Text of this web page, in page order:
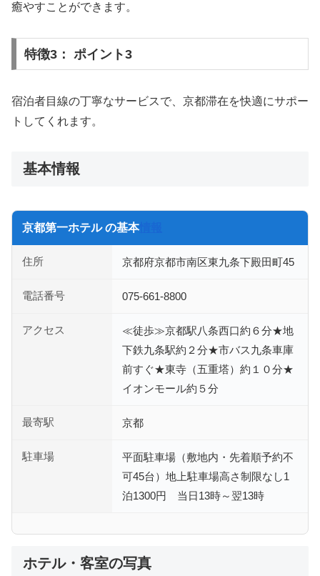
癒やすことができます。
特徴3： ポイント3
宿泊者目線の丁寧なサービスで、京都滞在を快適にサポー
トしてくれます。
基本情報
京都第一ホテル の基本情報
住所 京都府京都市南区東九条下殿田町45
電話番号 075-661-8800
アクセス
≪徒歩≫京都駅八条西口約６分★地
下鉄九条駅約２分★市バス九条車庫
前すぐ★東寺（五重塔）約１０分★
イオンモール約５分
最寄駅 京都
駐車場
平面駐車場（敷地内・先着順予約不
可45台）地上駐車場高さ制限なし1
泊1300円 当日13時～翌13時
ホテル・客室の写真